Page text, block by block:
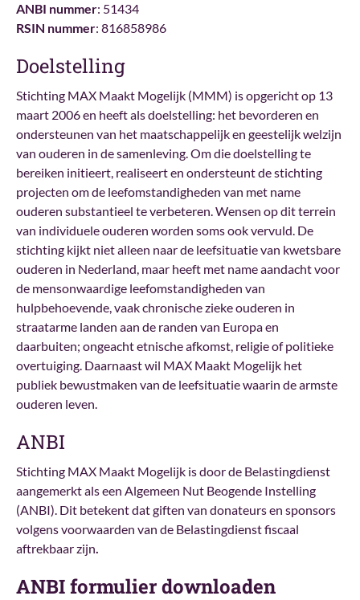
ANBI nummer: 51434
RSIN nummer: 816858986
Doelstelling
Stichting MAX Maakt Mogelijk (MMM) is opgericht op 13
maart 2006 en heeft als doelstelling: het bevorderen en
ondersteunen van het maatschappelijk en geestelijk welzijn
van ouderen in de samenleving. Om die doelstelling te
bereiken initieert, realiseert en ondersteunt de stichting
projecten om de leefomstandigheden van met name
ouderen substantieel te verbeteren. Wensen op dit terrein
van individuele ouderen worden soms ook vervuld. De
stichting kijkt niet alleen naar de leefsituatie van kwetsbare
ouderen in Nederland, maar heeft met name aandacht voor
de mensonwaardige leefomstandigheden van
hulpbehoevende, vaak chronische zieke ouderen in
straatarme landen aan de randen van Europa en
daarbuiten; ongeacht etnische afkomst, religie of politieke
overtuiging. Daarnaast wil MAX Maakt Mogelijk het
publiek bewustmaken van de leefsituatie waarin de armste
ouderen leven.
ANBI
Stichting MAX Maakt Mogelijk is door de Belastingdienst
aangemerkt als een Algemeen Nut Beogende Instelling
(ANBI). Dit betekent dat giften van donateurs en sponsors
volgens voorwaarden van de Belastingdienst fiscaal
aftrekbaar zijn.
ANBI formulier downloaden